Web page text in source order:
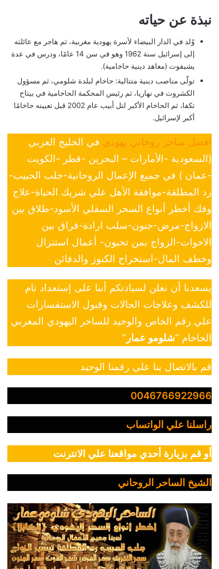
نبذة عن حياته
وُلد في الدار البيضاء لأسرة يهودية مغربية، ثم هاجر مع عائلته
إلى إسرائيل سنة 1962 وهو في سن 14 عامًا، ودرس في عدة
يشيفوت (معاهد دينية حاخامية).
تولّى مناصب دينية متتالية: حاخام لبلدة شلومي، ثم مسؤول
الكشروت في نهاريا، ثم رئيس المحكمة الحاخامية في بيتاح
تكفا، ثم الحاخام الأكبر لتل أبيب عام 2002 قبل تعيينه حاخامًا
أكبر لإسرائيل.
افضل ساحر روحاني يهودي في الخليج العربي
(السعودية -الأمارات – البحرين -قطر -الكويت
-عمان ) في جميع الإعمال الروحانية-جلب الحبيب-
رد المطلقة-موافقة الأهل علي شريك الحياة-علاج
وفك أخطر أنواع السحر السفلي الأسود-طلاق بين
الازواج-مرض-جنون-سلب ارادة-فراق بين
الاخوات-الزواج بمن تحبون- أعمال استنزال
وخطف المال-استخراج الكنوز والدفائن
يسعدنا أن نعلن لسيادتكم أننا على إستعداد تام
للكشف وعلاجات الحالات وقبول الاستفسارات
علي رقم الخاص والوحيد للساحر اليهودي المغربي
الحاخام “شلومو عمار ”
قم بالاتصال بنا علي رقمنا الوحيد
0046766922966
راسلنا علي الواتساب
أو قم بزيارة أحدي مواقعنا علي الانترنت
الشيخ الساحر الروحاني